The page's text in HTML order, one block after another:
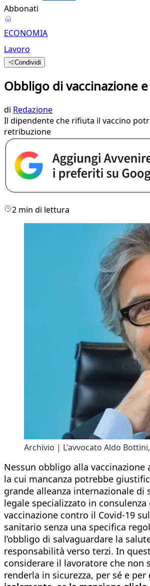
Abbonati
ECONOMIA
Lavoro
Condividi
Obbligo di vaccinazione
di Redazione
Il dipendente che rifiuta il vaccino
retribuzione
2 min di lettura
Archivio | L'avvocato Aldo
Nessun obbligo alla
la cui mancanza potrebbe
grande alleanza internazionale
legale specializzato in
vaccinazione contro il Covid-19
sanitario senza una specifica
l’obbligo di salvaguardare la
responsabilità verso terzi. In
considerare il lavoratore che
renderla in sicurezza, per sé e